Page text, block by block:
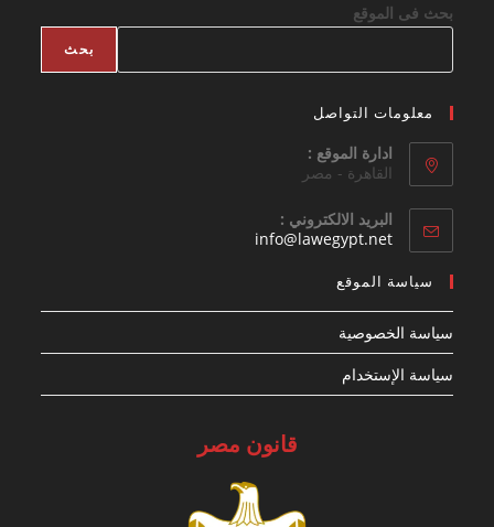
بحث فى الموقع
بحث
معلومات التواصل
ادارة الموقع :
القاهرة - مصر
البريد الالكتروني :
info@lawegypt.net
سياسة الموقع
سياسة الخصوصية
سياسة الإستخدام
قانون مصر